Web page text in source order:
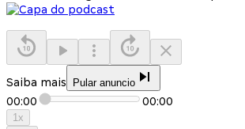
Saiba mais Pular anuncio
00:00 00:00
1x